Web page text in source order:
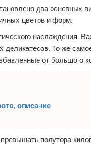
два основных
цветов и форм.
наслаждения.
деликатесов. То же
от большого
описание
полутора